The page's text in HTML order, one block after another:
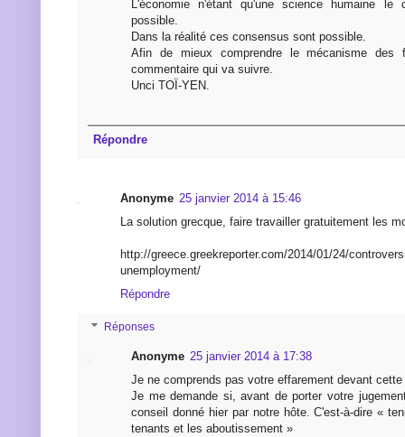
L'économie n'étant qu'une science humaine le
possible.
Dans la réalité ces consensus sont possible.
Afin de mieux comprendre le mécanisme des
commentaire qui va suivre.
Unci TOÏ-YEN.
Répondre
Anonyme 25 janvier 2014 à 15:46
La solution grecque, faire travailler gratuitement les
http://greece.greekreporter.com/2014/01/24/
unemployment/
Répondre
Réponses
Anonyme 25 janvier 2014 à 17:38
Je ne comprends pas votre effarement devant
Je me demande si, avant de porter votre
conseil donné hier par notre hôte. C'est-à-dire «
tenants et les aboutissement »